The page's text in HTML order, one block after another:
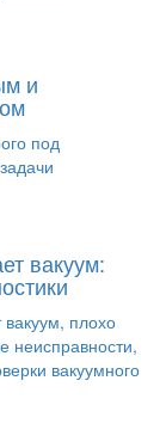
и
под
вакуум:
плохо
неисправности,
вакуумного